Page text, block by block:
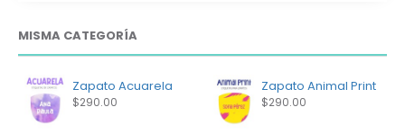
MISMA CATEGORÍA
Zapato Acuarela
$290.00
Zapato Animal Print
$290.00